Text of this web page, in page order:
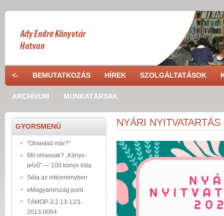
<- BEMUTATKOZÁS HÍREK SZOLGÁLTATÁSOK
ARCHÍVUM MUNKATÁRSAK
NYÁRI NYITVATARTÁS
GYORSMENÜ
"Olvastad már?"
Mit olvassak? „Könyv-
jelző” — 100 könyv lista
Séta az intézményben
eMagyarország pont
TÁMOP-3.2.13-12/1-
2013-0064